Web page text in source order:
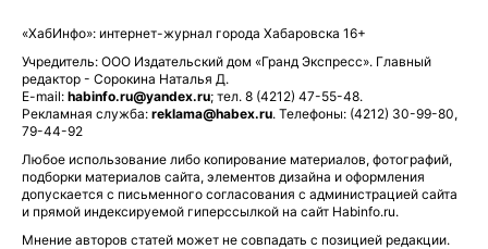
«ХабИнфо»: интернет-журнал города Хабаровска 16+
Учредитель: ООО Издательский дом «Гранд Экспресс». Главный
редактор - Сорокина Наталья Д.
E-mail: habinfo.ru@yandex.ru; тел. 8 (4212) 47-55-48.
Рекламная служба: reklama@habex.ru. Телефоны: (4212) 30-99-80,
79-44-92
Любое использование либо копирование материалов, фотографий,
подборки материалов сайта, элементов дизайна и оформления
допускается с письменного согласования с администрацией сайта
и прямой индексируемой гиперссылкой на сайт Habinfo.ru.
Мнение авторов статей может не совпадать с позицией редакции.